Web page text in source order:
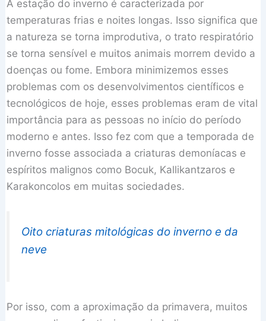
A estação do inverno é caracterizada por
temperaturas frias e noites longas. Isso significa que
a natureza se torna improdutiva, o trato respiratório
se torna sensível e muitos animais morrem devido a
doenças ou fome. Embora minimizemos esses
problemas com os desenvolvimentos científicos e
tecnológicos de hoje, esses problemas eram de vital
importância para as pessoas no início do período
moderno e antes. Isso fez com que a temporada de
inverno fosse associada a criaturas demoníacas e
espíritos malignos como Bocuk, Kallikantzaros e
Karakoncolos em muitas sociedades.
Oito criaturas mitológicas do inverno e da
neve
Por isso, com a aproximação da primavera, muitos